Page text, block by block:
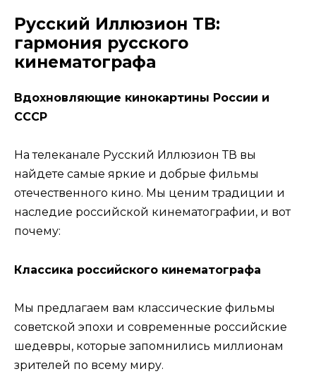
Русский Иллюзион ТВ:
гармония русского
кинематографа
Вдохновляющие кинокартины России и
СССР
На телеканале Русский Иллюзион ТВ вы
найдете самые яркие и добрые фильмы
отечественного кино. Мы ценим традиции и
наследие российской кинематографии, и вот
почему:
Классика российского кинематографа
Мы предлагаем вам классические фильмы
советской эпохи и современные российские
шедевры, которые запомнились миллионам
зрителей по всему миру.